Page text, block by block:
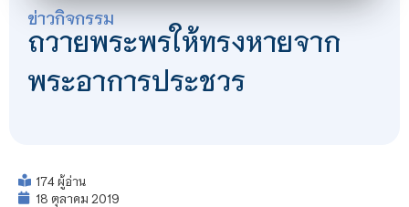
ข่าวกิจกรรม
ถวายพระพรให้ทรงหายจาก
พระอาการประชวร
174 ผู้อ่าน
18 ตุลาคม 2019